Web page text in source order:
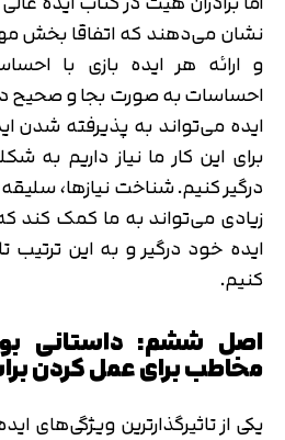
نشان می‌دهند که اتفاقا بخش
و ارائه هر ایده بازی با
احساسات به صورت بجا و صحیح
ایده می‌تواند به پذیرفته شدن
برای این کار ما نیاز داریم
درگیر کنیم. شناخت نیازها،
زیادی می‌تواند به ما کمک کند
ایده خود درگیر و به این ترتیب
کنیم.
اصل ششم: داستانی
مخاطب برای عمل کردن
یکی از تاثیرگذارترین ویژگی‌های